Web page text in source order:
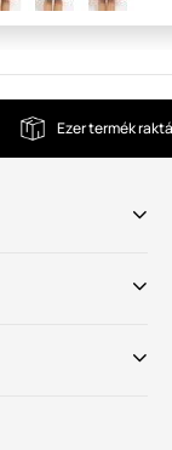
Ezer termék